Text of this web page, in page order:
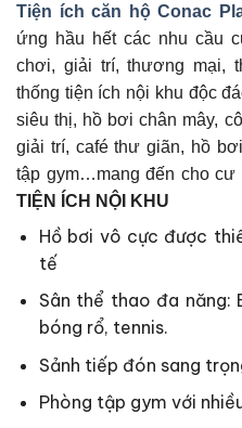
Tiện ích căn hộ Conac
ứng hầu hết các nhu cầu
chơi, giải trí, thương mại,
thống tiện ích nội khu độc
siêu thị, hồ bơi chân mây,
giải trí, café thư giãn, hồ
tập gym…mang đến cho cư
TIỆN ÍCH NỘI KHU
Hồ bơi vô cực được
tế
Sân thể thao đa năng:
bóng rổ, tennis.
Sảnh tiếp đón sang
Phòng tập gym với